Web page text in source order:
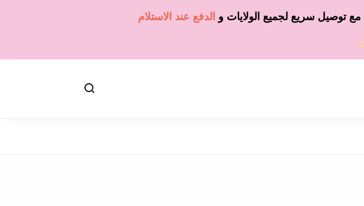
مع توصيل سريع لجميع الولايات و الدفع عند الاستلام